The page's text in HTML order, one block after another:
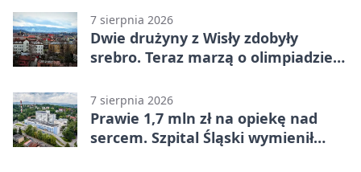
7 sierpnia 2026
Dwie drużyny z Wisły zdobyły
srebro. Teraz marzą o olimpiadzie
7 sierpnia 2026
Prawie 1,7 mln zł na opiekę nad
sercem. Szpital Śląski wymienił